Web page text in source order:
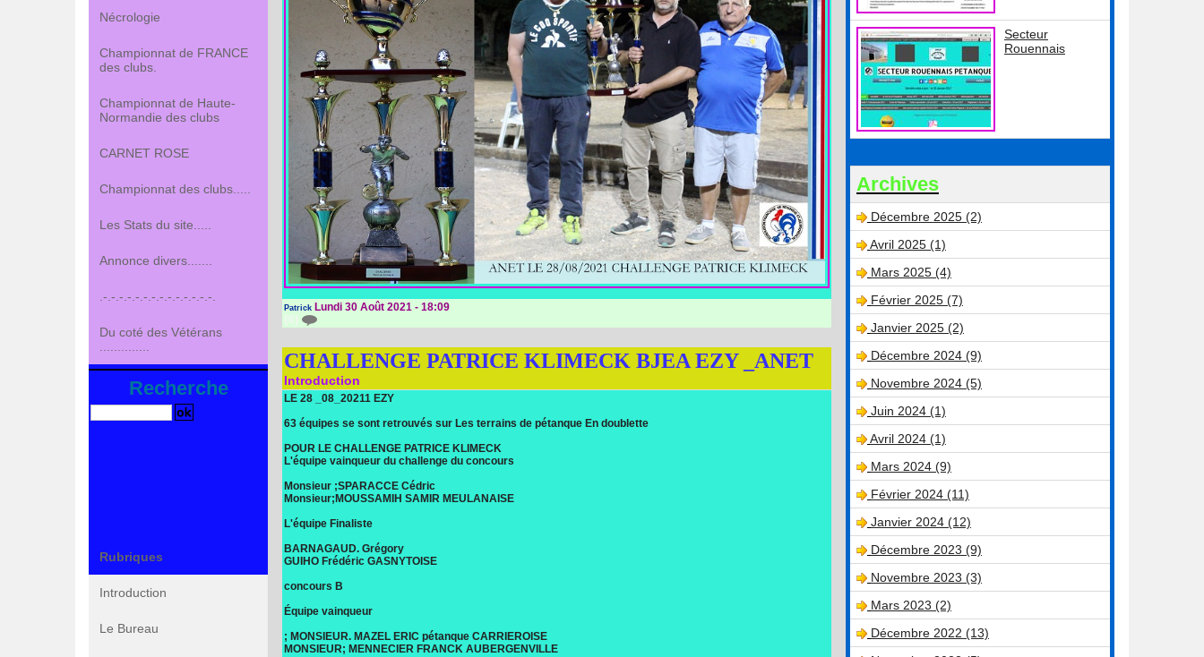
Nécrologie
Championnat de FRANCE
des clubs.
Championnat de Haute-
Normandie des clubs
CARNET ROSE
Championnat des clubs.....
Les Stats du site.....
Annonce divers.......
.-.-.-.-.-.-.-.-.-.-.-.-.-.-.
Du coté des Vétérans
Recherche
Rubriques
Introduction
Le Bureau
Patrick Lundi 30 Août 2021 - 18:09
{0}
CHALLENGE PATRICE KLIMECK BJEA EZY _ANET
Introduction
LE 28 _08_20211 EZY
63 équipes se sont retrouvés sur Les terrains de pétanque En doublette
POUR LE CHALLENGE PATRICE KLIMECK
L'équipe vainqueur du challenge du concours
Monsieur ;SPARACCE Cédric
Monsieur;MOUSSAMIH SAMIR MEULANAISE
L'équipe Finaliste
BARNAGAUD. Grégory
GUIHO Frédéric GASNYTOISE
concours B
Équipe vainqueur
; MONSIEUR. MAZEL ERIC pétanque CARRIEROISE
MONSIEUR; MENNECIER FRANCK AUBERGENVILLE
Secteur
Rouennais
Archives
Décembre 2025 (2)
Avril 2025 (1)
Mars 2025 (4)
Février 2025 (7)
Janvier 2025 (2)
Décembre 2024 (9)
Novembre 2024 (5)
Juin 2024 (1)
Avril 2024 (1)
Mars 2024 (9)
Février 2024 (11)
Janvier 2024 (12)
Décembre 2023 (9)
Novembre 2023 (3)
Mars 2023 (2)
Décembre 2022 (13)